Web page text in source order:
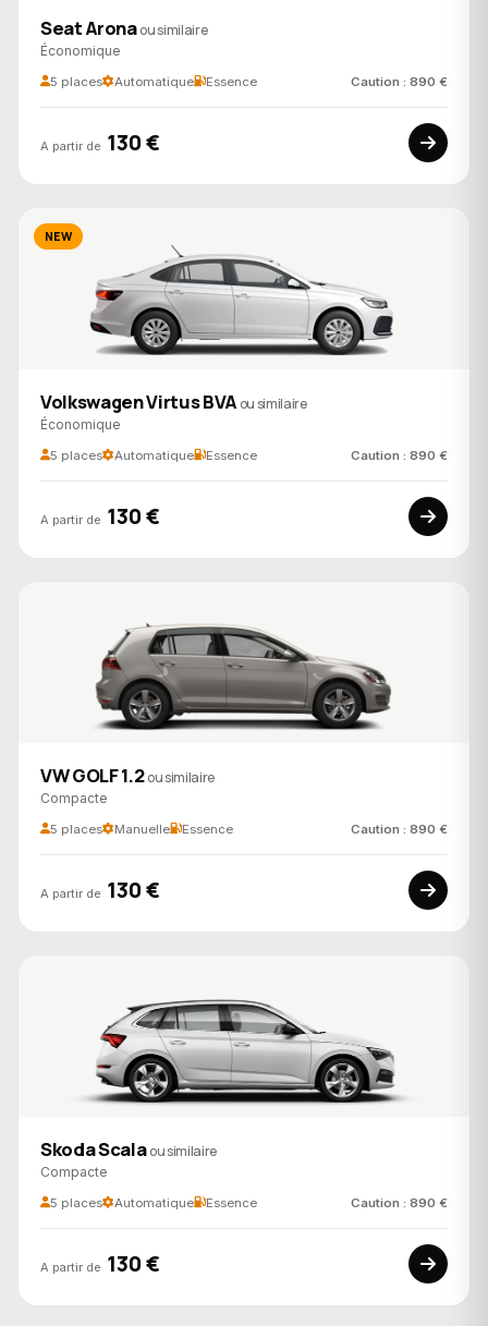
Seat Aronaou similaire
Économique
5 places Automatique Essence Caution : 890 €
A partir de 130 €
NEW
Volkswagen Virtus BVA ou similaire
Économique
5 places Automatique Essence Caution : 890 €
A partir de 130 €
VW GOLF 1.2ou similaire
Compacte
5 places Manuelle Essence Caution : 890 €
A partir de 130 €
Skoda Scalaou similaire
Compacte
5 places Automatique Essence Caution : 890 €
A partir de 130 €